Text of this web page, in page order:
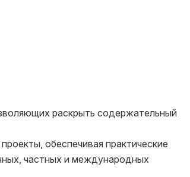
раскрыть содержательный
обеспечивая практические
частных и международных